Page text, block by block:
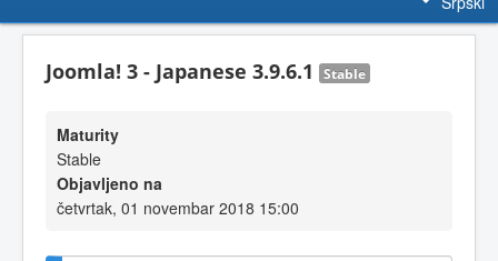
Joomla! 3 - Japanese 3.9.6.1 Stable
Maturity
Stable
Objavljeno na
četvrtak, 01 novembar 2018 15:00